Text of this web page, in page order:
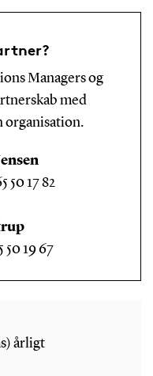
Managers og
med
organisation.
50 17 82
50 19 67
årligt